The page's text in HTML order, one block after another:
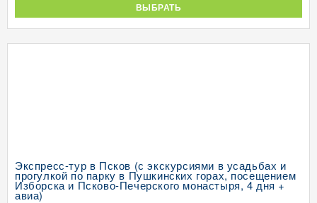
ВЫБРАТЬ
Экспресс-тур в Псков (с экскурсиями в усадьбах и
прогулкой по парку в Пушкинских горах, посещением
Изборска и Псково-Печерского монастыря, 4 дня +
авиа)